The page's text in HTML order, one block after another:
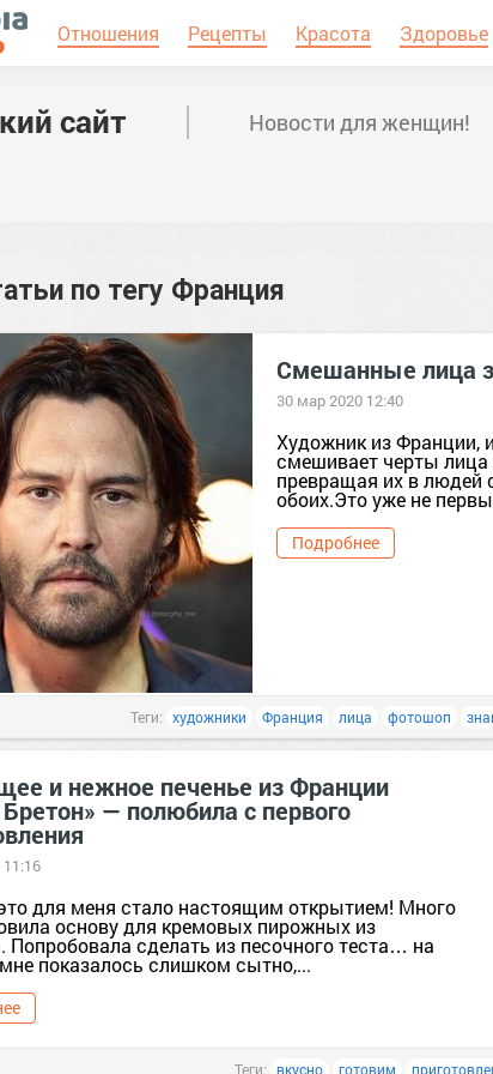
Отношения Рецепты Красота Здоровье
сайт Новости для женщин!
по тегу Франция
Смешанные лица
30 мар 2020 12:40
Художник из Франции,
смешивает черты лица
превращая их в людей
обоих.Это уже не
Подробнее
Теги: художники Франция лица фотошоп
и нежное печенье из Франции
— полюбила с первого
11:16
для меня стало настоящим открытием! Много
основу для кремовых пирожных из
Попробовала сделать из песочного теста… на
показалось слишком сытно,...
Теги: вкусно готовим